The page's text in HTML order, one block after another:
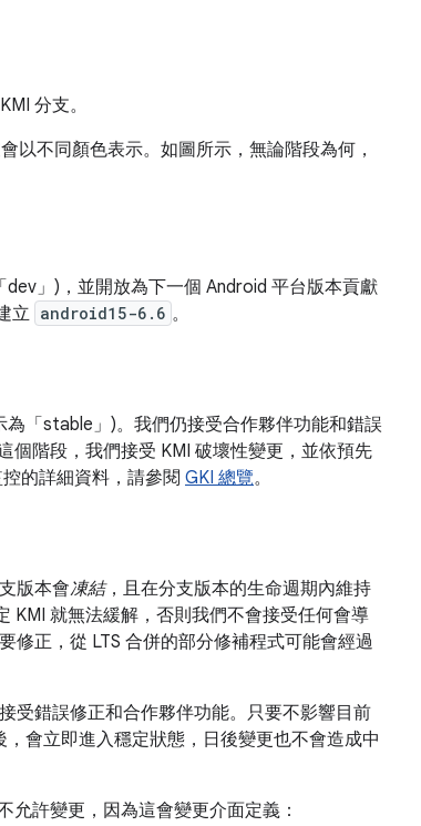
分支。
以不同顏色表示。如圖所示，無論階段為何，
」 )，並開放為下一個 Android 平台版本貢獻
立 android15-6.6 。
「stable」 )。我們仍接受合作夥伴功能和錯誤
個階段，我們接受 KMI 破壞性變更，並依預先
的詳細資料，請參閱 GKI 總覽。
版本會凍結，且在分支版本的生命週期內維持
KMI 就無法緩解，否則我們不會接受任何會導
修正，從 LTS 合併的部分修補程式可能會經過
受錯誤修正和合作夥伴功能。只要不影響目前
會立即進入穩定狀態，日後變更也不會造成中
允許變更，因為這會變更介面定義：